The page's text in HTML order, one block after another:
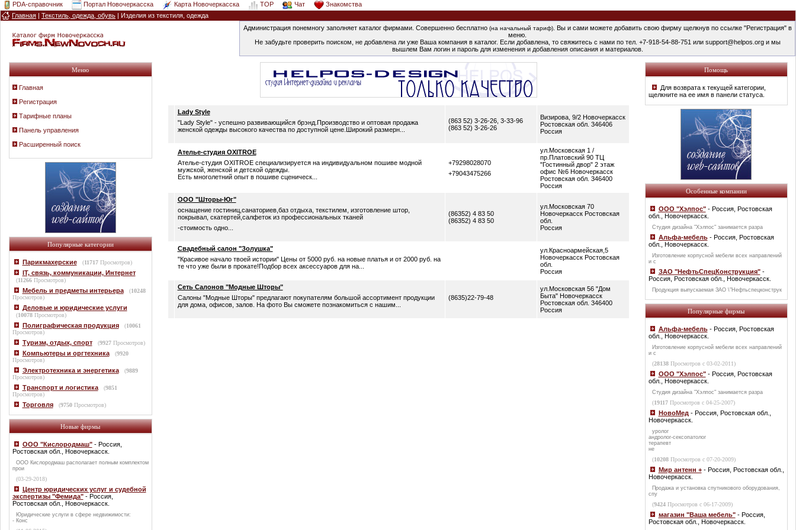
PDA-справочник Портал Новочеркасска Карта Новочеркасска TOP Чат
Знакомства
Главная | Текстиль, одежда, обувь | Изделия из текстиля, одежда
Администрация понемногу заполняет каталог фирмами. Совершенно бесплатно (на начальный тариф). Вы и сами можете добавить свою фирму щелкнув по ссылке "Регистрация" в
меню.
Не забудьте проверить поиском, не добавлена ли уже Ваша компания в каталог. Если добавлена, то свяжитесь с нами по тел. +7-918-54-88-751 или support@helpos.org и мы
вышлем Вам логин и пароль для изменения и добавления описания и материалов.
Меню
Главная
Регистрация
Тарифные планы
Панель управления
Расширенный поиск
Популярные категории
Парикмахерские (11717Просмотров)
IT, связь, коммуникации, Интернет
(11266Просмотров)
Мебель и предметы интерьера (10248
Просмотров)
Деловые и юридические услуги
(10078Просмотров)
Полиграфическая продукция (10061
Просмотров)
Туризм, отдых, спорт (9927Просмотров)
Компьютеры и оргтехника (9920
Просмотров)
Электротехника и энергетика (9889
Просмотров)
Транспорт и логистика (9851
Просмотров)
Торговля (9750Просмотров)
Новые фирмы
ООО "Кислородмаш"- Россия,
Ростовская обл., Новочеркасск.
ООО Кислородмаш располагает полным комплектом
прои
(03-29-2018)
Центр юридических услуг и судебной
экспертизы "Фемида"- Россия,
Ростовская обл., Новочеркасск.
Юридические услуги в сфере недвижимости:
- Конс
Lady Style
"Lady Style" - успешно развивающийся брэнд.Производство и оптовая продажа
женской одежды высокого качества по доступной цене.Широкий размерн...
(863 52) 3-26-26, 3-33-96
(863 52) 3-26-26
Визирова, 9/2 Новочеркасск
Ростовская обл. 346406
Россия
Ателье-студия OXITROE
Ателье-студия OXITROE специализируется на индивидуальном пошиве модной
мужской, женской и детской одежды.
Есть многолетний опыт в пошиве сценическ...
+79298028070
+79043475266
ул.Московская 1 /
пр.Платовский 90 ТЦ
"Гостинный двор" 2 этаж
офис №6 Новочеркасск
Ростовская обл. 346400
Россия
ООО "Шторы-Юг"
оснащение гостиниц,санаториев,баз отдыха, текстилем, изготовление штор,
покрывал, скатертей,салфеток из профессиональных тканей
-стоимость одно...
(86352) 4 83 50
(86352) 4 83 50
ул.Московская 70
Новочеркасск Ростовская
обл.
Россия
Свадебный салон "Золушка"
"Красивое начало твоей истории" Цены от 5000 руб. на новые платья и от 2000 руб. на
те что уже были в прокате!Подбор всех аксессуаров для на...
ул.Красноармейская,5
Новочеркасск Ростовская
обл.
Россия
Сеть Салонов "Модные Шторы"
Салоны "Модные Шторы" предлагают покупателям большой ассортимент продукции
для дома, офисов, залов. На фото Вы сможете познакомиться с нашим...
(8635)22-79-48
ул.Московская 56 "Дом
Быта" Новочеркасск
Ростовская обл. 346400
Россия
Помощь
Для возврата к текущей категории,
щелкните на ее имя в панели статуса.
Особенные компании
ООО "Хэлпос"- Россия, Ростовская
обл., Новочеркасск.
Студия дизайна "Хэлпос" занимается разра
Альфа-мебель- Россия, Ростовская
обл., Новочеркасск.
Изготовление корпусной мебели всех направлений
и с
ЗАО "НефтьСпецКонструкция"-
Россия, Ростовская обл., Новочеркасск.
Продукция выпускаемая ЗАО \"Нефтьспецконструк
Популярные фирмы
Альфа-мебель- Россия, Ростовская
обл., Новочеркасск.
Изготовление корпусной мебели всех направлений
и с
(28138Просмотров с 03-02-2011)
ООО "Хэлпос"- Россия, Ростовская
обл., Новочеркасск.
Студия дизайна "Хэлпос" занимается разра
(19117Просмотров с 04-25-2007)
НовоМед - Россия, Ростовская обл.,
Новочеркасск.
уролог
андролог-сексопатолог
терапевт
не
(10208Просмотров с 07-20-2009)
Мир антенн +- Россия, Ростовская обл.,
Новочеркасск.
Продажа и установка спутникового оборудования,
спу
(9424Просмотров с 06-17-2009)
магазин "Ваша мебель"- Россия,
Ростовская обл., Новочеркасск.